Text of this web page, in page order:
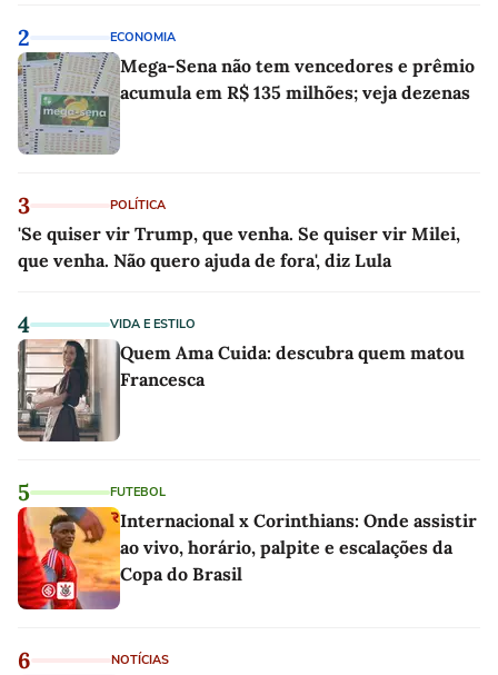
2 ECONOMIA
Mega-Sena não tem vencedores e prêmio
acumula em R$ 135 milhões; veja dezenas
3 POLÍTICA
'Se quiser vir Trump, que venha. Se quiser vir Milei,
que venha. Não quero ajuda de fora', diz Lula
4 VIDA E ESTILO
Quem Ama Cuida: descubra quem matou
Francesca
5 FUTEBOL
Internacional x Corinthians: Onde assistir
ao vivo, horário, palpite e escalações da
Copa do Brasil
6 NOTÍCIAS